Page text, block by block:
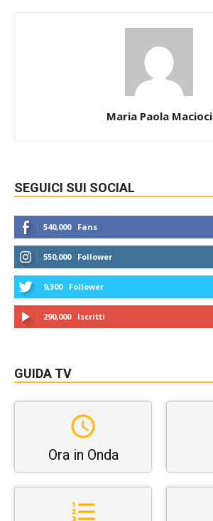
Maria Paola Macioci
SEGUICI SUI SOCIAL
540,000 Fans
550,000 Follower
9,300 Follower
290,000 Iscritti
GUIDA TV
Ora in Onda